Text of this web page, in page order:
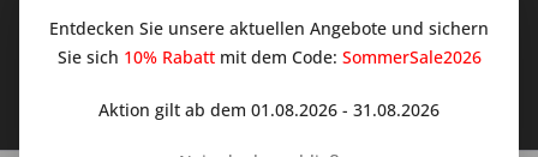
zur Kenntnis genommen.
Entdecken Sie unsere aktuellen Angebote und sichern
Sie sich 10% Rabattmit dem Code: SommerSale2026
Aktion gilt ab dem 01.08.2026 - 31.08.2026
Netzwerken vereinfachen sollen,
werden nur mit Ihrer Zustimmung
Ablehnen